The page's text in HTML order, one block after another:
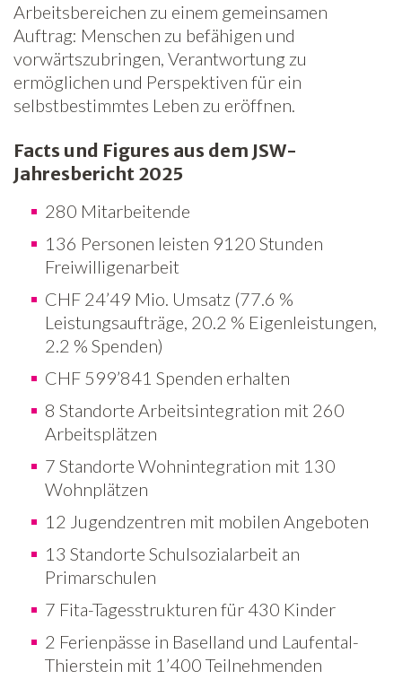
Arbeitsbereichen zu einem gemeinsamen
Auftrag: Menschen zu befähigen und
vorwärtszubringen, Verantwortung zu
ermöglichen und Perspektiven für ein
selbstbestimmtes Leben zu eröffnen.
Facts und Figures aus dem JSW-
Jahresbericht 2025
280 Mitarbeitende
136 Personen leisten 9120 Stunden
Freiwilligenarbeit
CHF 24’49 Mio. Umsatz (77.6 %
Leistungsaufträge, 20.2 % Eigenleistungen,
2.2 % Spenden)
CHF 599’841 Spenden erhalten
8 Standorte Arbeitsintegration mit 260
Arbeitsplätzen
7 Standorte Wohnintegration mit 130
Wohnplätzen
12 Jugendzentren mit mobilen Angeboten
13 Standorte Schulsozialarbeit an
Primarschulen
7 Fita-Tagesstrukturen für 430 Kinder
2 Ferienpässe in Baselland und Laufental-
Thierstein mit 1’400 Teilnehmenden